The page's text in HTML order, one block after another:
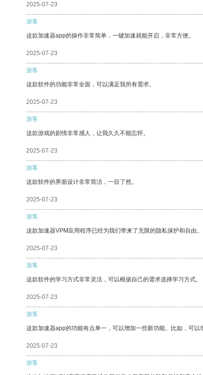
2025-07-23
游客
这款加速器app的操作非常简单，一键加速就能开启，非常方便。
2025-07-23
游客
这款软件的功能非常全面，可以满足我所有需求。
2025-07-23
游客
这款游戏的剧情非常感人，让我久久不能忘怀。
2025-07-23
游客
这款软件的界面设计非常简洁，一目了然。
2025-07-23
游客
这款加速器VPM应用程序已经为我们带来了无限的隐私保护和自由。
2025-07-23
游客
这款软件的学习方式非常灵活，可以根据自己的需求选择学习方式。
2025-07-23
游客
这款加速器app的功能有点单一，可以增加一些新功能。比如，可
2025-07-23
游客